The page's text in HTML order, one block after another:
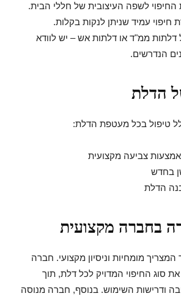
החיפוי לשפה העיצובית של חללי הבית.
חיפוי עמיד שניתן לנקות בקלות.
ממ"ד או דלתות אש – יש לוודא
הנדרשים.
הדלת
טיפול בכל מעטפת הדלת:
צביעה מקצועית
בחדש
הדלת
בחברה מקצועית
מומחיות וניסיון מקצועי. חברה
סוג החיפוי המדויק לכל דלת, תוך
ודרישות השימוש. בנוסף, חברה מנוסה